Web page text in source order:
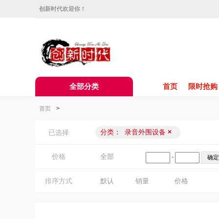
创新时代欢迎你！
全部分类 首页 限时抢购
首页 >
已选择 分类： 录音外围设备 ×
价格 全部 -
排序方式 默认 销量 价格